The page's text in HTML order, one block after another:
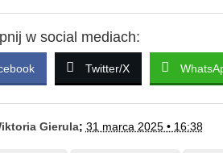
w social mediach:
Twitter/X
Gierula; 31 marca 2025 • 16:38